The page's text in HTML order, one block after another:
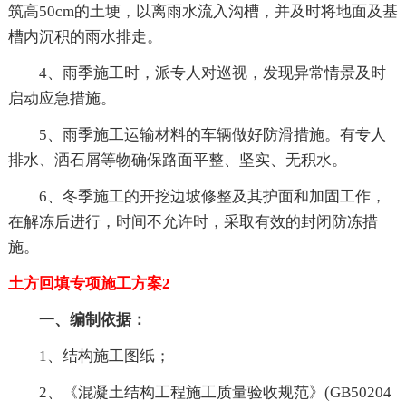
筑高50cm的土埂，以离雨水流入沟槽，并及时将地面及基
槽内沉积的雨水排走。
4、雨季施工时，派专人对巡视，发现异常情景及时
启动应急措施。
5、雨季施工运输材料的车辆做好防滑措施。有专人
排水、洒石屑等物确保路面平整、坚实、无积水。
6、冬季施工的开挖边坡修整及其护面和加固工作，
在解冻后进行，时间不允许时，采取有效的封闭防冻措
施。
土方回填专项施工方案2
一、编制依据：
1、结构施工图纸；
2、《混凝土结构工程施工质量验收规范》(GB50204